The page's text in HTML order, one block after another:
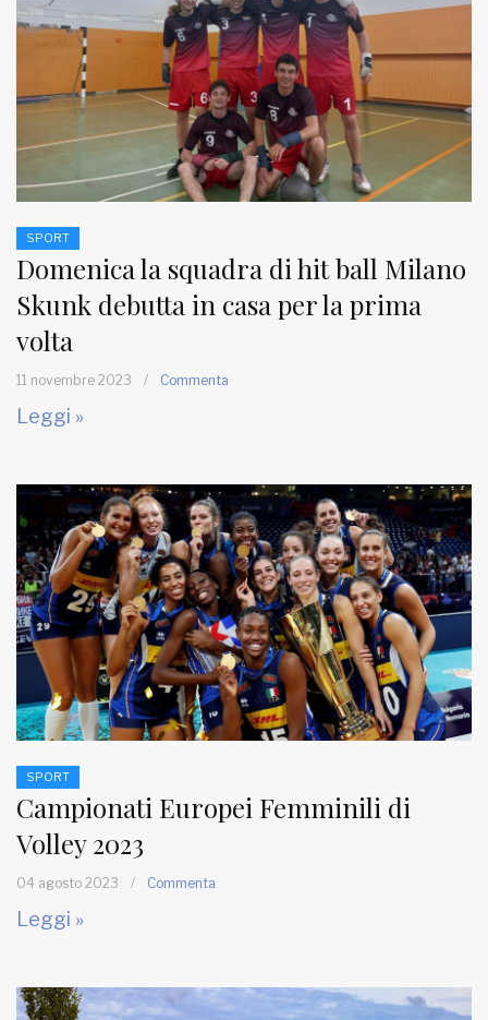
SPORT
Domenica la squadra di hit ball Milano
Skunk debutta in casa per la prima
volta
11 novembre 2023 / Commenta
Leggi »
SPORT
Campionati Europei Femminili di
Volley 2023
04 agosto 2023 / Commenta
Leggi »